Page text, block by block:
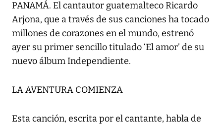
PANAMÁ. El cantautor guatemalteco Ricardo
Arjona, que a través de sus canciones ha tocado
millones de corazones en el mundo, estrenó
ayer su primer sencillo titulado ‘El amor’ de su
nuevo álbum Independiente.
LA AVENTURA COMIENZA
Esta canción, escrita por el cantante, habla de